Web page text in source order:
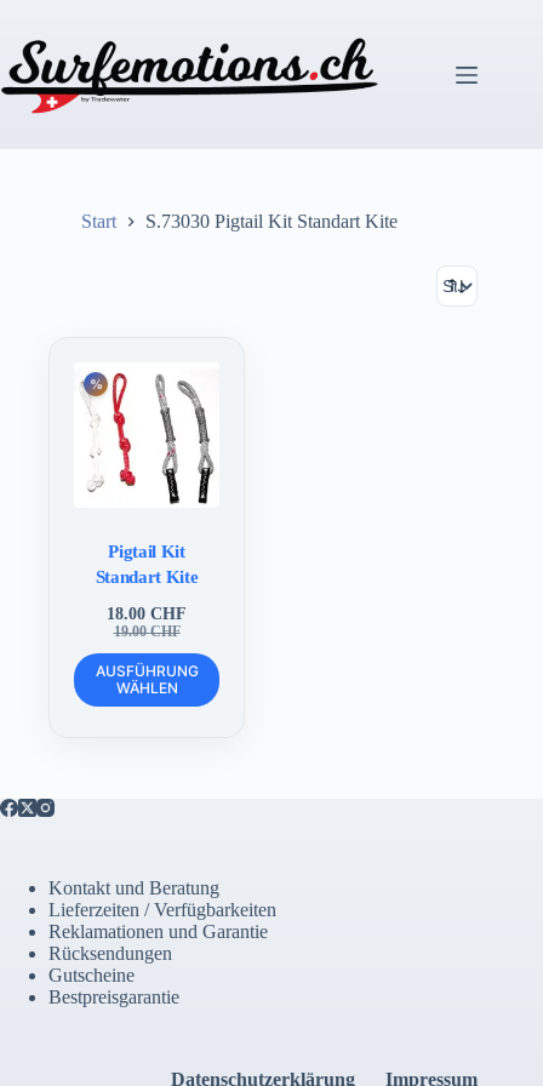
springen
Start S.73030 Pigtail Kit Standart Kite
Pigtail Kit
Standart Kite
19.00CHF
Ursprünglicher
Preis
war:
19.00 CHF
18.00CHF
Aktueller
Preis
ist:
18.00 CHF.
AUSFÜHRUNG
WÄHLEN
Dieses
Produkt
weist
der
Produktseite
gewählt
werden
Kontakt und Beratung
Lieferzeiten / Verfügbarkeiten
Reklamationen und Garantie
Rücksendungen
Gutscheine
Bestpreisgarantie
Datenschutzerklärung Impressum